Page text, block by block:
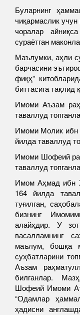
Буларнинг
чиқармаслик
чоралар
сураётган
Маълумки, аҳли
барчасини
фиқҳ”
биттасига тақлид
Имоми Аъзам
таваллуд
Имоми Молик ибн
йилда таваллуд
Имоми Шофеий
таваллуд
Имом Аҳмад ибн
164 йилда
туғилган,
бизнинг
алайҳдир. У
васалламнинг
маълум, бошқа
суҳбатларини
Аъзам
билганлар.
Шофеий Имоми
“Одамлар
ҳадисни